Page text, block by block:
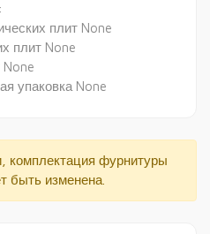
плит None
плит None
None
упаковка None
комплектация фурнитуры
быть изменена.